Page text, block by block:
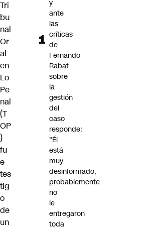
Tri
bu
nal
Or
al
en
Lo
Pe
nal
(T
OP
)
fu
e
tes
tig
o
de
un
y
ante
las
críticas
de
Fernando
Rabat
sobre
la
gestión
del
caso
responde:
"Él
está
muy
desinformado,
probablemente
no
le
entregaron
toda